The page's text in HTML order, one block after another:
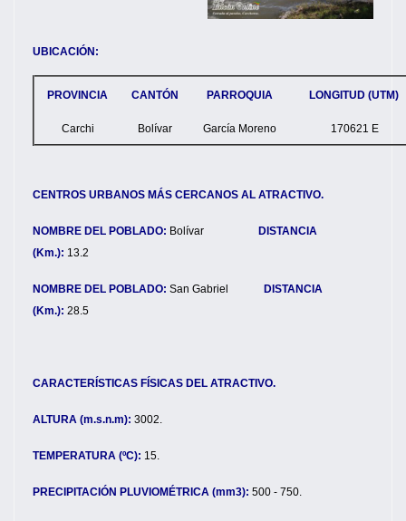
UBICACIÓN:
PROVINCIA CANTÓN PARROQUIA LONGITUD (UTM)
Carchi Bolívar García Moreno 170621 E
CENTROS URBANOS MÁS CERCANOS AL ATRACTIVO.
NOMBRE DEL POBLADO: Bolívar
DISTANCIA
(Km.): 13.2
NOMBRE DEL POBLADO: San Gabriel
DISTANCIA
(Km.): 28.5
CARACTERÍSTICAS FÍSICAS DEL ATRACTIVO.
ALTURA (m.s.n.m): 3002.
TEMPERATURA (ºC): 15.
PRECIPITACIÓN PLUVIOMÉTRICA (mm3): 500 - 750.